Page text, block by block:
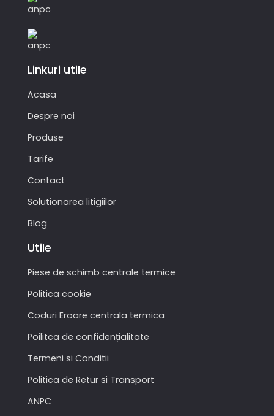
Linkuri utile
Acasa
Despre noi
Produse
Tarife
Contact
Solutionarea litigiilor
Blog
Utile
Piese de schimb centrale termice
Politica cookie
Coduri Eroare centrala termica
Poilitca de confidențialitate
Termeni si Conditii
Politica de Retur si Transport
ANPC